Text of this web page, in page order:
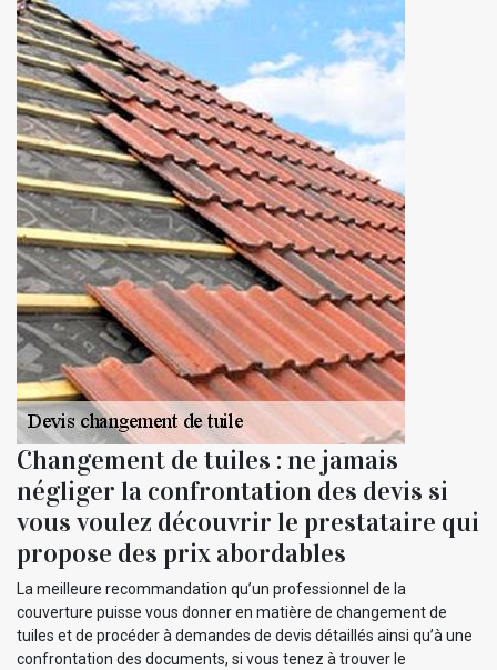
Changement de tuiles : ne jamais
négliger la confrontation des devis si
vous voulez découvrir le prestataire qui
propose des prix abordables
La meilleure recommandation qu’un professionnel de la
couverture puisse vous donner en matière de changement de
tuiles et de procéder à demandes de devis détaillés ainsi qu’à une
confrontation des documents, si vous tenez à trouver le